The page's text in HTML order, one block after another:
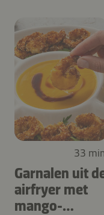
33
Garnalen uit
airfryer met
mango-